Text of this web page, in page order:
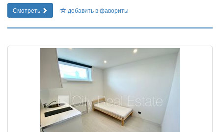
Смотреть добавить в фавориты